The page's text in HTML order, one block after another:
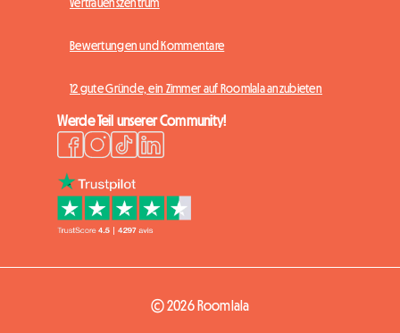
Bewertungen und Kommentare
12 gute Gründe, ein Zimmer auf Roomlala anzubieten
Werde Teil unserer Community!
© 2026 Roomlala